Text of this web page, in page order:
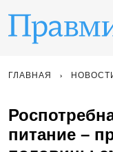
ГЛАВНАЯ
питание –